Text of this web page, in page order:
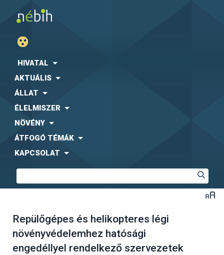
HIVATAL
AKTUÁLIS
ÁLLAT
ÉLELMISZER
NÖVÉNY
ÁTFOGÓ TÉMÁK
KAPCSOLAT
Repülőgépes és helikopteres légi
növényvédelemhez hatósági
engedéllyel rendelkező szervezetek